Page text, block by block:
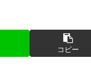
コピー